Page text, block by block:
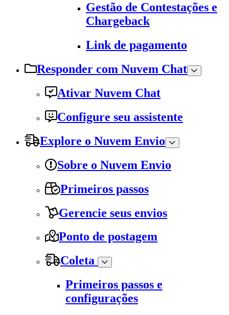
Gestão de Contestações e
Chargeback
Link de pagamento
Responder com Nuvem Chat
Ativar Nuvem Chat
Configure seu assistente
Explore o Nuvem Envio
Sobre o Nuvem Envio
Primeiros passos
Gerencie seus envios
Ponto de postagem
Coleta
Primeiros passos e
configurações